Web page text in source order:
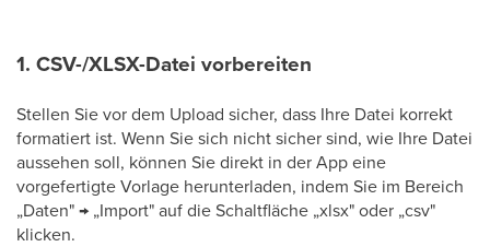
1. CSV-/XLSX-Datei vorbereiten
Stellen Sie vor dem Upload sicher, dass Ihre Datei korrekt
formatiert ist. Wenn Sie sich nicht sicher sind, wie Ihre Datei
aussehen soll, können Sie direkt in der App eine
vorgefertigte Vorlage herunterladen, indem Sie im Bereich
„Daten" → „Import" auf die Schaltfläche „xlsx" oder „csv"
klicken.